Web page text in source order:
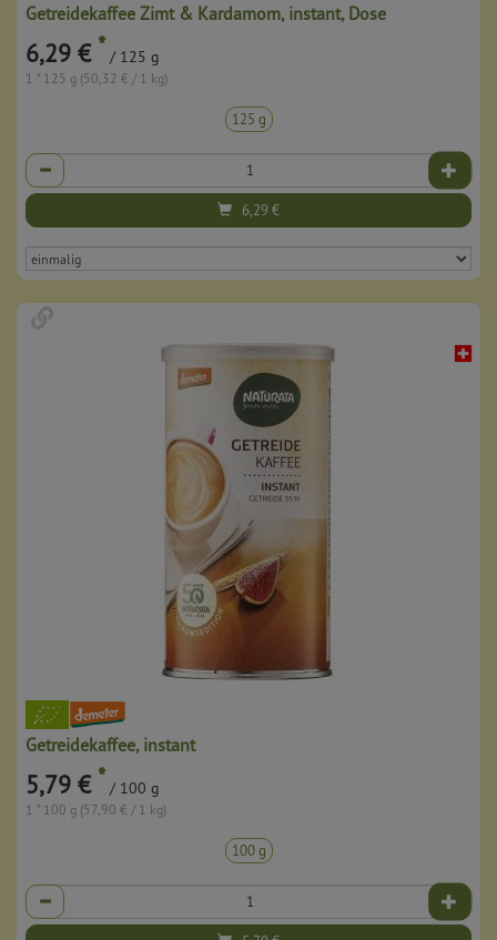
Getreidekaffee Zimt & Kardamom, instant, Dose
6,29 € * / 125 g
1 * 125 g (50,32 € / 1 kg)
125 g
Anzahl
6,29€
Getreidekaffee, instant
5,79 € * / 100 g
1 * 100 g (57,90 € / 1 kg)
100 g
Anzahl